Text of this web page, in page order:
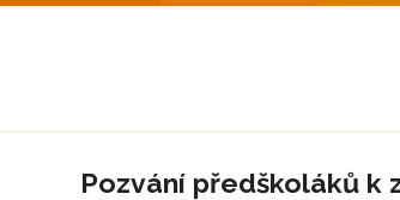
Pozvání předškoláků k